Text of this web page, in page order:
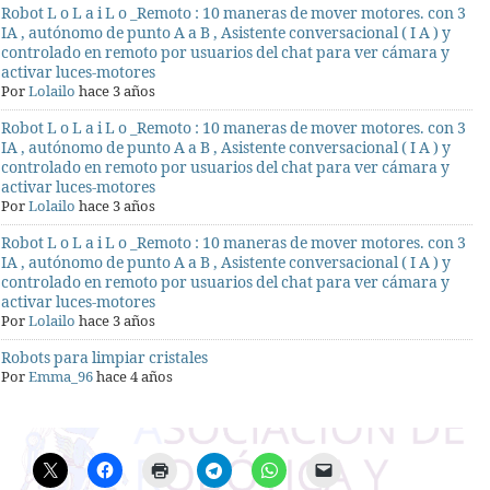
Robot L o L a i L o _Remoto : 10 maneras de mover motores. con 3
IA , autónomo de punto A a B , Asistente conversacional ( I A ) y
controlado en remoto por usuarios del chat para ver cámara y
activar luces-motores
PorLolailo hace 3 años
Robot L o L a i L o _Remoto : 10 maneras de mover motores. con 3
IA , autónomo de punto A a B , Asistente conversacional ( I A ) y
controlado en remoto por usuarios del chat para ver cámara y
activar luces-motores
PorLolailo hace 3 años
Robot L o L a i L o _Remoto : 10 maneras de mover motores. con 3
IA , autónomo de punto A a B , Asistente conversacional ( I A ) y
controlado en remoto por usuarios del chat para ver cámara y
activar luces-motores
PorLolailo hace 3 años
Robots para limpiar cristales
PorEmma_96hace 4 años